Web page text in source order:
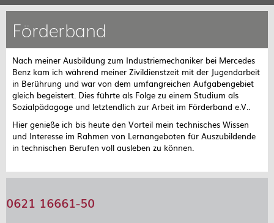
Förderband
Nach meiner Ausbildung zum Industriemechaniker bei Mercedes
Benz kam ich während meiner Zivildienstzeit mit der Jugendarbeit
in Berührung und war von dem umfangreichen Aufgabengebiet
gleich begeistert. Dies führte als Folge zu einem Studium als
Sozialpädagoge und letztendlich zur Arbeit im Förderband e.V..
Hier genieße ich bis heute den Vorteil mein technisches Wissen
und Interesse im Rahmen von Lernangeboten für Auszubildende
in technischen Berufen voll ausleben zu können.
0621 16661-50